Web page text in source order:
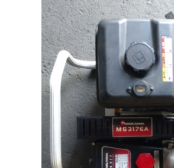
LPガス
介護福祉
葬祭